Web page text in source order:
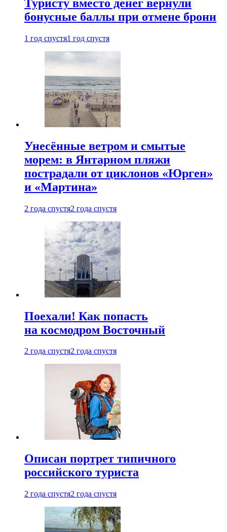
Туристу вместо денег вернули
бонусные баллы при отмене брони
1 год спустя1 год спустя
Унесённые ветром и смытые
морем: в Янтарном пляжи
пострадали от циклонов «Юрген»
и «Мартина»
2 года спустя2 года спустя
Поехали! Как попасть
на космодром Восточный
2 года спустя2 года спустя
Описан портрет типичного
российского туриста
2 года спустя2 года спустя